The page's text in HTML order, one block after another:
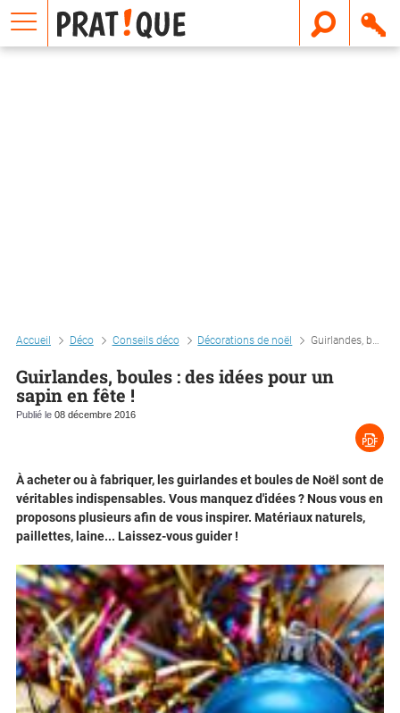
Accueil Déco Conseils déco Décorations de noël Guirlandes, boules : des idées pour un sapin en fête !
Guirlandes, boules : des idées pour un
sapin en fête !
Publié le 08 décembre 2016
À acheter ou à fabriquer, les guirlandes et boules de Noël sont de
véritables indispensables. Vous manquez d'idées ? Nous vous en
proposons plusieurs afin de vous inspirer. Matériaux naturels,
paillettes, laine... Laissez-vous guider !
E
m
a